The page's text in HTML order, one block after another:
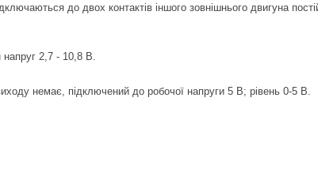
до двох контактів іншого зовнішнього двигуна
напруг 2,7 - 10,8 В.
немає, підключений до робочої напруги 5 В; рівень 0-5 В.